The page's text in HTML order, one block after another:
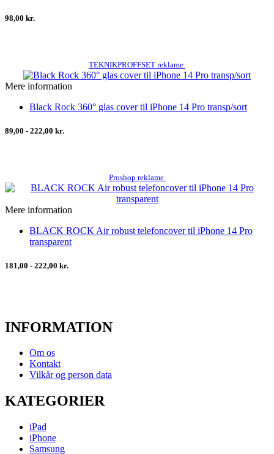
98,00 kr.
TEKNIKPROFFSET reklame
Mere information
Black Rock 360° glas cover til iPhone 14 Pro transp/sort
89,00 - 222,00 kr.
Proshop reklame
Mere information
BLACK ROCK Air robust telefoncover til iPhone 14 Pro
transparent
181,00 - 222,00 kr.
INFORMATION
Om os
Kontakt
Vilkår og person data
KATEGORIER
iPad
iPhone
Samsung